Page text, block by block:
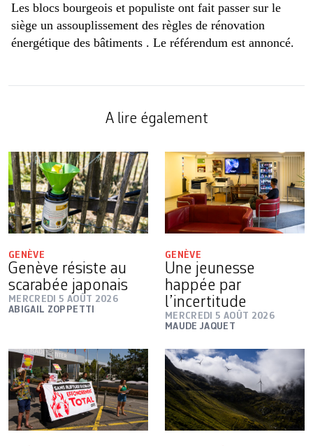
Les blocs bourgeois et populiste ont fait passer sur le
siège un assouplissement des règles de rénovation
énergétique des bâtiments . Le référendum est annoncé.
A lire également
GENÈVE
Genève résiste au
scarabée japonais
MERCREDI 5 AOÛT 2026
ABIGAIL ZOPPETTI
GENÈVE
Une jeunesse
happée par
l’incertitude
MERCREDI 5 AOÛT 2026
MAUDE JAQUET